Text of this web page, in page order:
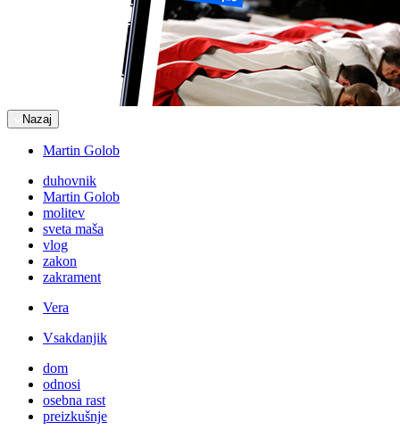
Nazaj
Martin Golob
duhovnik
Martin Golob
molitev
sveta maša
vlog
zakon
zakrament
Vera
Vsakdanjik
dom
odnosi
osebna rast
preizkušnje